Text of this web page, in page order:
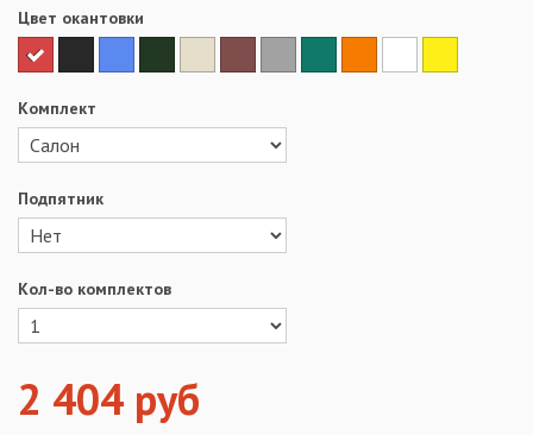
Цвет окантовки
Комплект
Подпятник
Кол-во комплектов
2 404 руб